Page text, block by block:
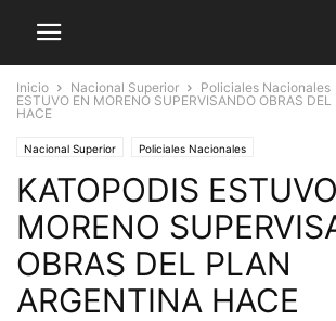
Inicio Nacional Superior Policiales Nacionales
ESTUVO EN MORENO SUPERVISANDO OBRAS
HACE
Nacional Superior Policiales Nacionales
KATOPODIS
MORENO
OBRAS DEL PLAN
ARGENTINA HACE